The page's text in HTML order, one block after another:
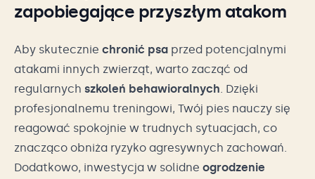
zapobiegające przyszłym atakom
Aby skutecznie chronić psa przed potencjalnymi
atakami innych zwierząt, warto zacząć od
regularnych szkoleń behawioralnych. Dzięki
profesjonalnemu treningowi, Twój pies nauczy się
reagować spokojnie w trudnych sytuacjach, co
znacząco obniża ryzyko agresywnych zachowań.
Dodatkowo, inwestycja w solidne ogrodzenie